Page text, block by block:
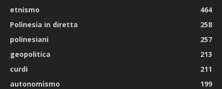
etnismo
464
Polinesia in diretta
258
polinesiani
257
geopolitica
213
curdi
211
autonomismo
199